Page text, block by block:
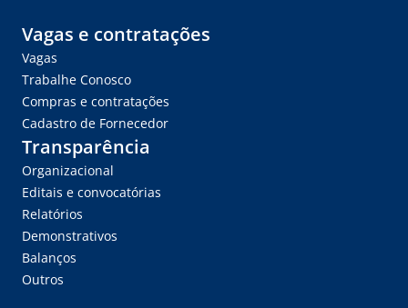
Vagas e contratações
Vagas
Trabalhe Conosco
Compras e contratações
Cadastro de Fornecedor
Transparência
Organizacional
Editais e convocatórias
Relatórios
Demonstrativos
Balanços
Outros